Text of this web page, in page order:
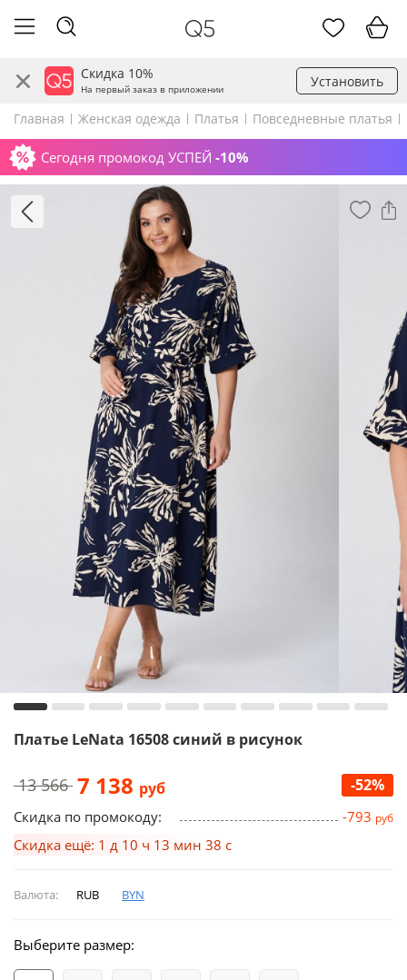
Скидка 10%
На первый заказ в приложении Установить
Главная Женская одежда Платья Повседневные платья
Сегодня промокод УСПЕЙ -10%
Платье LeNata 16508 синий в рисунок
13 566 7 138 руб -52%
Скидка по промокоду: -793 руб
Скидка ещё: 1 д 10 ч 13 мин 37 с
Валюта: RUB BYN
Выберите размер: